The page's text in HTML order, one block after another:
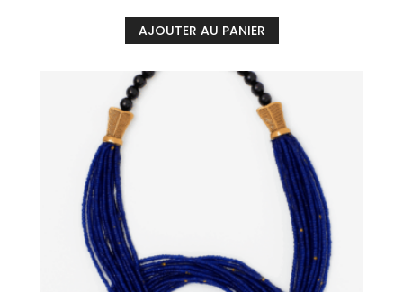
AJOUTER AU PANIER